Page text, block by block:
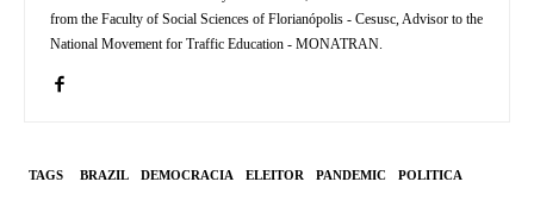
from the Faculty of Social Sciences of Florianópolis - Cesusc, Advisor to the
National Movement for Traffic Education - MONATRAN.
TAGS BRAZIL DEMOCRACIA ELEITOR PANDEMIC POLITICA